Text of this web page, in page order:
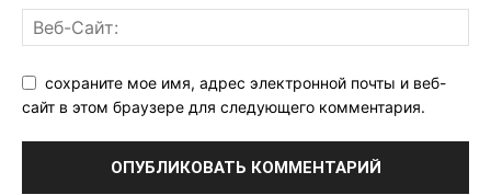
сохраните мое имя, адрес электронной почты и веб-
сайт в этом браузере для следующего комментария.